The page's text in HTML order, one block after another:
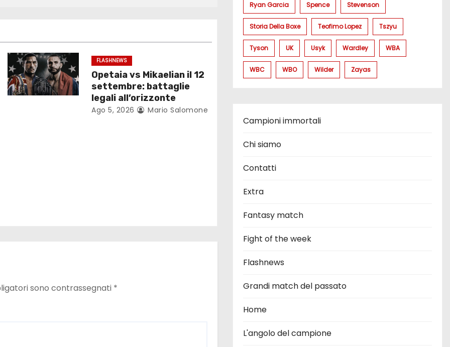
FLASHNEWS
Opetaia vs Mikaelian il 12
settembre: battaglie
legali all’orizzonte
Ago 5, 2026 Mario Salomone
sono contrassegnati *
Ryan Garcia Spence Stevenson
Storia Della Boxe Teofimo Lopez Tszyu
Tyson UK Usyk Wardley WBA
WBC WBO Wilder Zayas
Campioni immortali
Chi siamo
Contatti
Extra
Fantasy match
Fight of the week
Flashnews
Grandi match del passato
Home
L'angolo del campione